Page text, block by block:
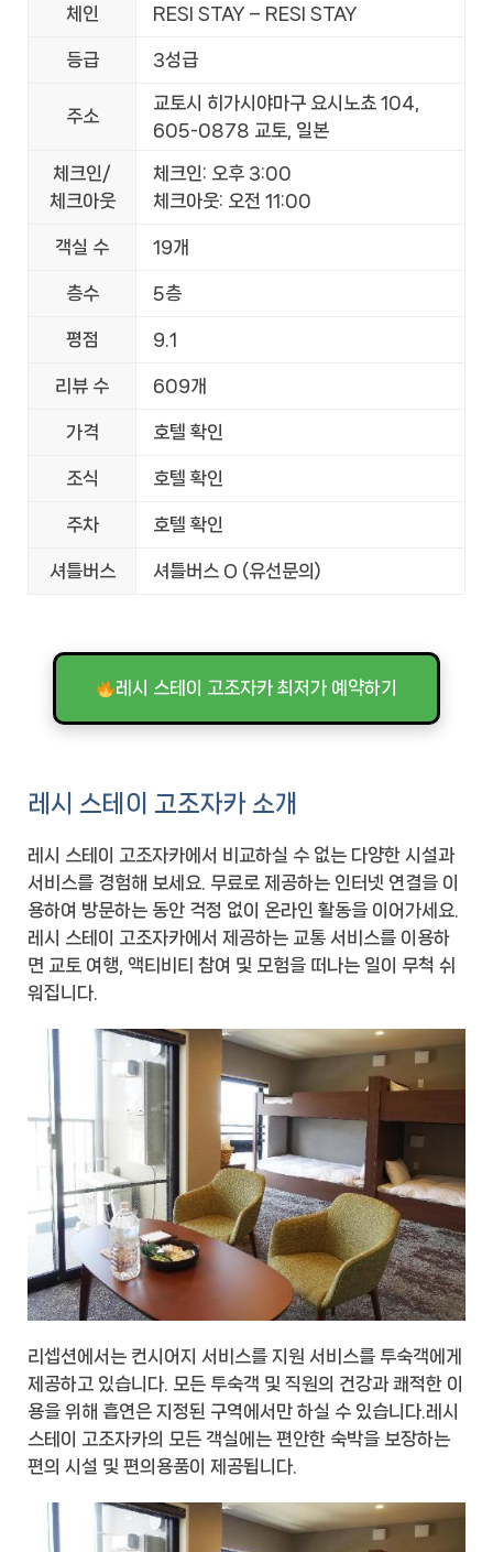
체인 RESI STAY – RESI STAY
등급 3성급
주소
교토시 히가시야마구 요시노쵸 104,
605-0878 교토, 일본
체크인/
체크아웃
체크인: 오후 3:00
체크아웃: 오전 11:00
객실 수 19개
층수 5층
평점 9.1
리뷰 수 609개
가격 호텔 확인
조식 호텔 확인
주차 호텔 확인
셔틀버스 셔틀버스 O (유선문의)
레시 스테이 고조자카 최저가 예약하기
레시 스테이 고조자카 소개
레시 스테이 고조자카에서 비교하실 수 없는 다양한 시설과
서비스를 경험해 보세요. 무료로 제공하는 인터넷 연결을 이
용하여 방문하는 동안 걱정 없이 온라인 활동을 이어가세요.
레시 스테이 고조자카에서 제공하는 교통 서비스를 이용하
면 교토 여행, 액티비티 참여 및 모험을 떠나는 일이 무척 쉬
워집니다.
리셉션에서는 컨시어지 서비스를 지원 서비스를 투숙객에게
제공하고 있습니다. 모든 투숙객 및 직원의 건강과 쾌적한 이
용을 위해 흡연은 지정된 구역에서만 하실 수 있습니다.레시
스테이 고조자카의 모든 객실에는 편안한 숙박을 보장하는
편의 시설 및 편의용품이 제공됩니다.